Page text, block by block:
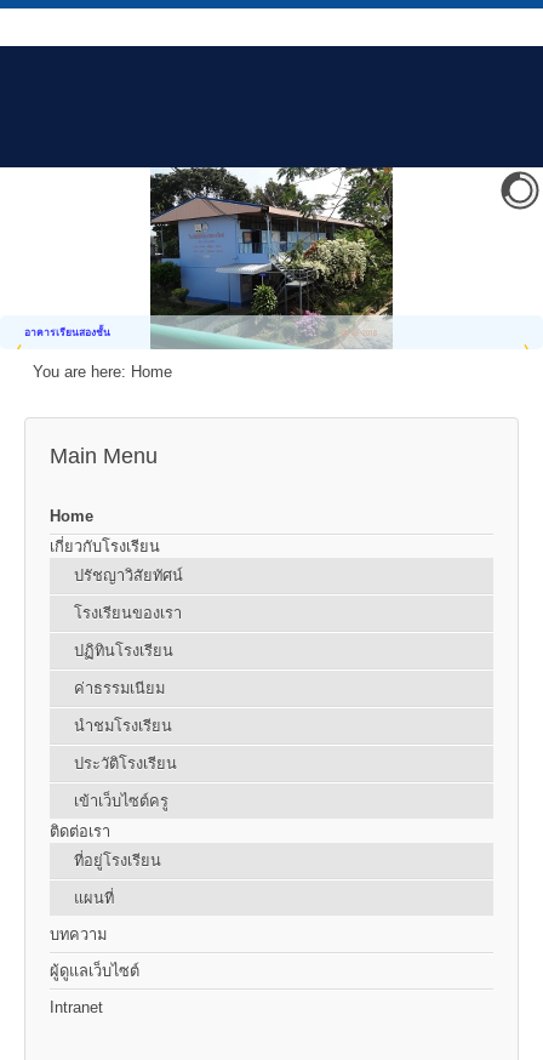
อาคารเรียนสองชั้น
You are here: Home
Main Menu
Home
เกี่ยวกับโรงเรียน
ปรัชญาวิสัยทัศน์
โรงเรียนของเรา
ปฏิทินโรงเรียน
ค่าธรรมเนียม
นำชมโรงเรียน
ประวัติโรงเรียน
เข้าเว็บไซต์ครู
ติดต่อเรา
ที่อยู่โรงเรียน
แผนที่
บทความ
ผู้ดูแลเว็บไซต์
Intranet